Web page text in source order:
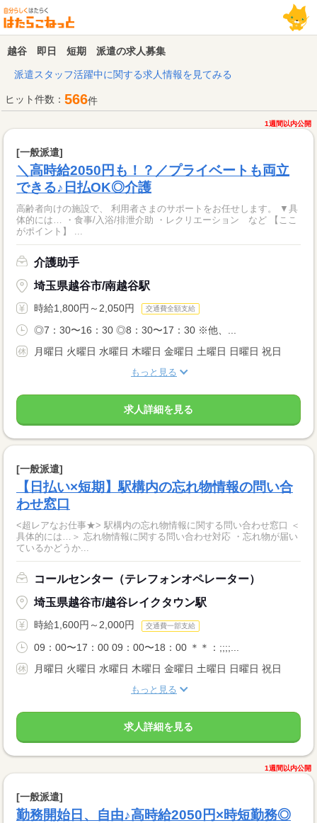
越谷 即日 短期 派遣の求人募集
派遣スタッフ活躍中に関する求人情報を見てみる
ヒット件数： 566件
1週間以内公開
[一般派遣]
＼高時給2050円も！？／プライベートも両立
できる♪日払OK◎介護
高齢者向けの施設で、 利用者さまのサポートをお任せします。 ▼具
体的には… ・食事/入浴/排泄介助 ・レクリエーション など 【ここ
がポイント】 ...
介護助手
埼玉県越谷市/南越谷駅
時給1,800円～2,050円 交通費全額支給
◎7：30〜16：30 ◎8：30〜17：30 ※他、...
月曜日 火曜日 水曜日 木曜日 金曜日 土曜日 日曜日 祝日
もっと見る
求人詳細を見る
[一般派遣]
【日払い×短期】駅構内の忘れ物情報の問い合
わせ窓口
<超レアなお仕事★> 駅構内の忘れ物情報に関する問い合わせ窓口 ＜
具体的には…＞ 忘れ物情報に関する問い合わせ対応 ・忘れ物が届い
ているかどうか...
コールセンター（テレフォンオペレーター）
埼玉県越谷市/越谷レイクタウン駅
時給1,600円～2,000円 交通費一部支給
09：00〜17：00 09：00〜18：00 ＊＊：;;;;...
月曜日 火曜日 水曜日 木曜日 金曜日 土曜日 日曜日 祝日
もっと見る
求人詳細を見る
1週間以内公開
[一般派遣]
勤務開始日、自由♪高時給2050円×時短勤務◎